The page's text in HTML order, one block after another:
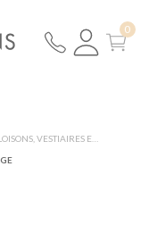
PARAVENTS, CLOISONS, VESTIAIRES ET MAQUILLAGE